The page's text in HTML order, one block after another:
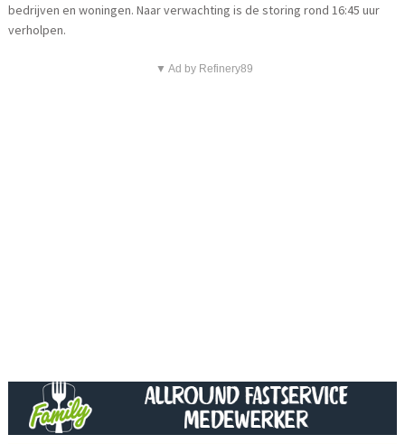
bedrijven en woningen. Naar verwachting is de storing rond 16:45 uur
verholpen.
▼ Ad by Refinery89